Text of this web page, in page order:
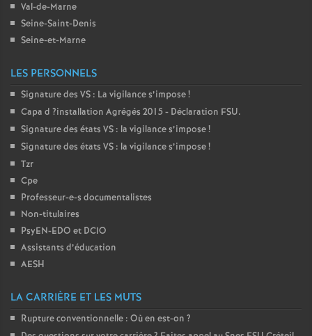
e
n
Val-de-Marne
Seine-Saint-Denis
Seine-et-Marne
LES PERSONNELS
Signature des VS : La vigilance s’impose!
Capa d ?installation Agrégés 2015 - Déclaration FSU.
Signature des états VS : la vigilance s’impose!
Signature des états VS : la vigilance s’impose!
Tzr
Cpe
Professeur-e-s documentalistes
Non-titulaires
PsyEN-EDO et DCIO
Assistants d’éducation
AESH
LA CARRIÈRE ET LES MUTS
Rupture conventionnelle : Où en est-on ?